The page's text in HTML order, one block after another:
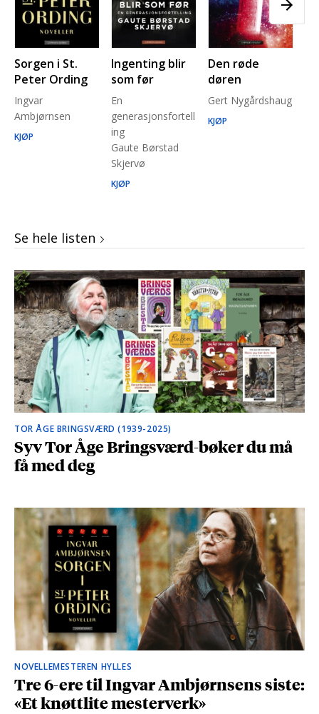
Sorgen i St.
Peter Ording
Ingvar
Ambjørnsen
KJØP
Ingenting blir
som før
En
generasjonsfortell
ing
Gaute Børstad
Skjervø
KJØP
Den røde
døren
Gert Nygårdshaug
KJØP
Se hele listen
TOR ÅGE BRINGSVÆRD (1939-2025)
Syv Tor Åge Bringsværd-bøker du må
få med deg
NOVELLEMESTEREN HYLLES
Tre 6-ere til Ingvar Ambjørnsens siste:
«Et knøttlite mesterverk»